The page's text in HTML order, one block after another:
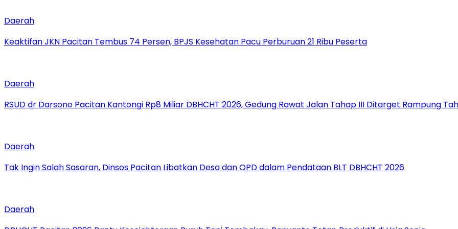
Daerah
Keaktifan JKN Pacitan Tembus 74 Persen, BPJS Kesehatan Pacu Perburuan 21 Ribu Peserta
Daerah
RSUD dr Darsono Pacitan Kantongi Rp8 Miliar DBHCHT 2026, Gedung Rawat Jalan Tahap III Ditarget Rampung
Daerah
Tak Ingin Salah Sasaran, Dinsos Pacitan Libatkan Desa dan OPD dalam Pendataan BLT DBHCHT 2026
Daerah